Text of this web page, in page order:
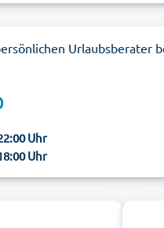
Urlaubsberater
Uhr
Uhr